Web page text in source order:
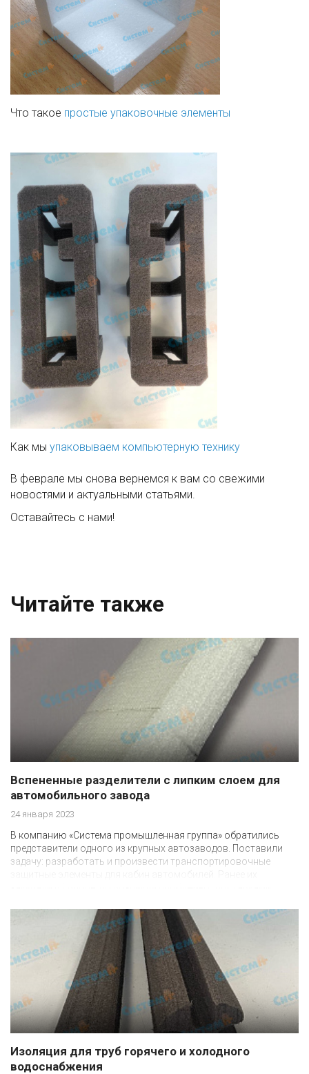
Что такое простые упаковочные элементы
Как мы упаковываем компьютерную технику
В феврале мы снова вернемся к вам со свежими
новостями и актуальными статьями.
Оставайтесь с нами!
Читайте также
Вспененные разделители с липким слоем для
автомобильного завода
24 января 2023
В компанию «Система промышленная группа» обратились
представители одного из крупных автозаводов. Поставили
задачу: разработать и произвести транспортировочные
Изоляция для труб горячего и холодного
водоснабжения